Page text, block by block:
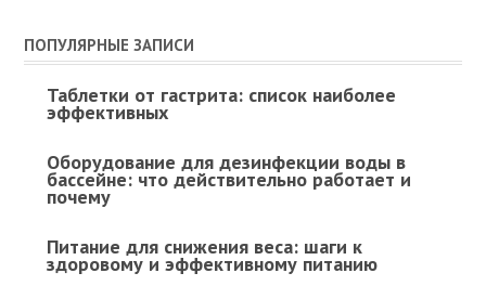
ПОПУЛЯРНЫЕ ЗАПИСИ
Таблетки от гастрита: список наиболее
эффективных
Оборудование для дезинфекции воды в
бассейне: что действительно работает и
почему
Питание для снижения веса: шаги к
здоровому и эффективному питанию